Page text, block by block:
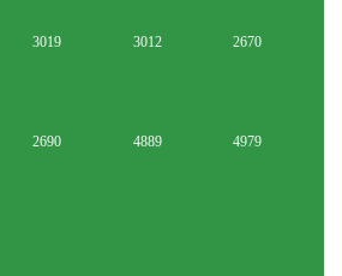
3019 3012 2670
2690 4889 4979